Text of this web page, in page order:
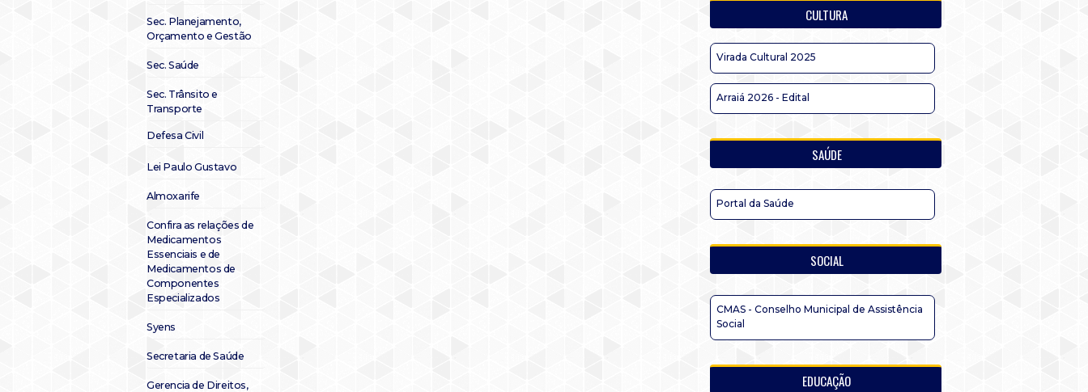
Sec. Planejamento,
Orçamento e Gestão
Sec. Saúde
Sec. Trânsito e
Transporte
Defesa Civil
Lei Paulo Gustavo
Almoxarife
Confira as relações de
Medicamentos
Essenciais e de
Medicamentos de
Componentes
Especializados
Syens
Secretaria de Saúde
Gerencia de Direitos,
CULTURA
Virada Cultural 2025
Arraiá 2026 - Edital
SAÚDE
Portal da Saúde
SOCIAL
CMAS - Conselho Municipal de Assistência
Social
EDUCAÇÃO